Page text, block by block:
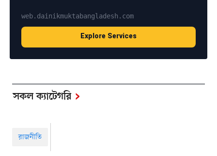
web.dainikmuktabangladesh.com
Explore Services
সকল ক্যাটেগরি
রাজনীতি